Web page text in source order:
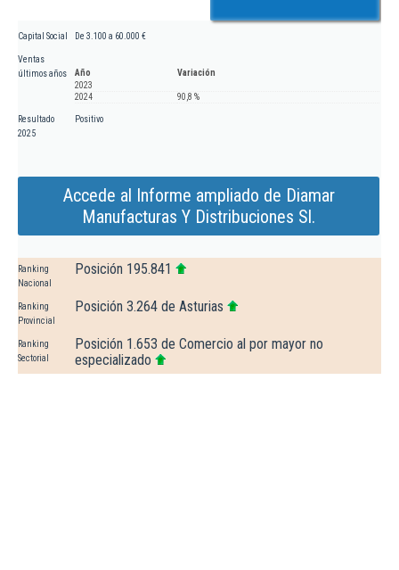
Capital Social De 3.100 a 60.000 €
Ventas
últimos años
Año
Variación
2023
2024
90,8 %
Resultado
2025
Positivo
Accede al Informe ampliado de Diamar
Manufacturas Y Distribuciones Sl.
Ranking
Nacional
Posición 195.841
Ranking
Provincial
Posición 3.264 de Asturias
Ranking
Sectorial
Posición 1.653 de Comercio al por mayor no
especializado